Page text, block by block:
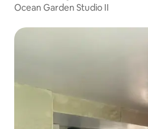
Ocean Garden Studio II